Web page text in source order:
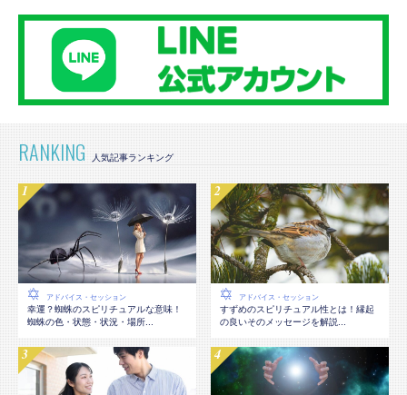
RANKING
アドバイス・セッション
幸運？蜘蛛のスピリチュアルな意味！
蜘蛛の色・状態・状況・場所...
アドバイス・セッション
すずめのスピリチュアル性とは！縁起
の良いそのメッセージを解説...